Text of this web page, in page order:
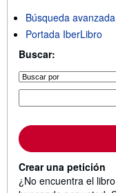
Búsqueda avanzada
Portada IberLibro
Buscar:
Crear una petición
¿No encuentra el